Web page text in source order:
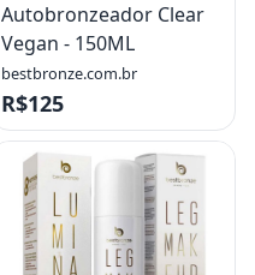
Autobronzeador Clear
Vegan - 150ML
bestbronze.com.br
R$125